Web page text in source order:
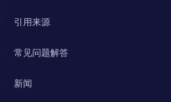
引用来源
常见问题解答
新闻